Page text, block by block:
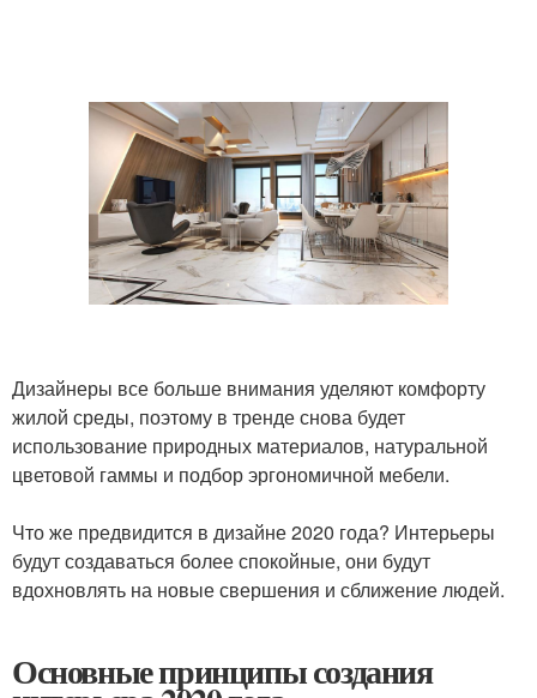
Дизайнеры все больше внимания уделяют комфорту
жилой среды, поэтому в тренде снова будет
использование природных материалов, натуральной
цветовой гаммы и подбор эргономичной мебели.
Что же предвидится в дизайне 2020 года? Интерьеры
будут создаваться более спокойные, они будут
вдохновлять на новые свершения и сближение людей.
Основные принципы создания